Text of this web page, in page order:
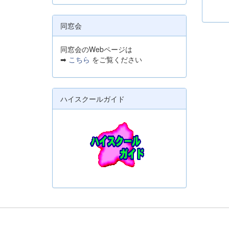
同窓会
同窓会のWebページは
➡ こちら をご覧ください
ハイスクールガイド